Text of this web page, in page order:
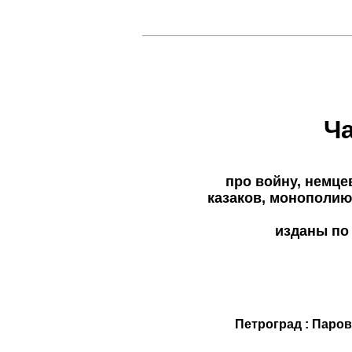
про войну,
казаков,
изданы по
Петроград :